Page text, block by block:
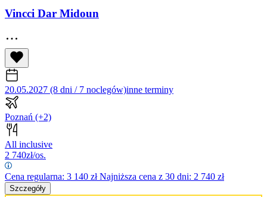
Vincci Dar Midoun
20.05.2027 (8 dni / 7 noclegów)inne terminy
Poznań (+2)
All inclusive
2 740zł/os.
Cena regularna: 3 140 złNajniższa cena z 30 dni: 2 740 zł
Szczegóły